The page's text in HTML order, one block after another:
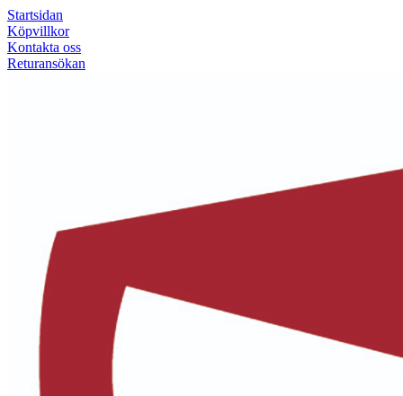
Startsidan
Köpvillkor
Kontakta oss
Returansökan